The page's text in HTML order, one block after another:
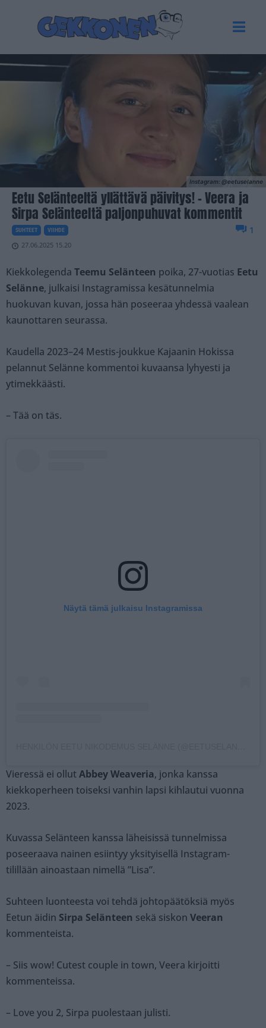
Instagram: @eetuselanne
Eetu Selänteeltä yllättävä päivitys! – Veera ja
Sirpa Selänteeltä paljonpuhuvat kommentit
SUHTEET VIIHDE
27.06.2025 15.20
1
Kiekkolegenda Teemu Selänteen poika, 27-vuotias Eetu
Selänne, julkaisi Instagramissa kesätunnelmia
huokuvan kuvan, jossa hän poseeraa yhdessä vaalean
kaunottaren seurassa.
Kaudella 2023–24 Mestis-joukkue Kajaanin Hokissa
pelannut Selänne kommentoi kuvaansa lyhyesti ja
ytimekkäästi.
– Tää on täs.
Näytä tämä julkaisu Instagramissa
Vieressä ei ollutAbbey Weaveria, jonka kanssa
kiekkoperheen toiseksi vanhin lapsi kihlautui vuonna
2023.
Kuvassa Selänteen kanssa läheisissä tunnelmissa
poseeraava nainen esiintyy yksityisellä Instagram-
tilillään ainoastaan nimellä ”Lisa”.
Suhteen luonteesta voi tehdä johtopäätöksiä myös
Eetun äidin Sirpa Selänteen sekä siskon Veeran
kommenteista.
– Siis wow! Cutest couple in town, Veera kirjoitti
kommenteissa.
– Love you 2, Sirpa puolestaan julisti.